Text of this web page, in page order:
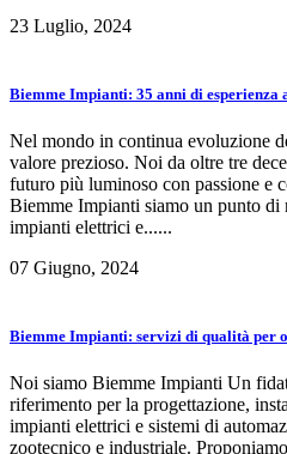
23 Luglio, 2024
Biemme Impianti: 35 anni di
Nel mondo in continua evoluzione
valore prezioso. Noi da oltre tre
futuro più luminoso con passione e
Biemme Impianti siamo un punto
impianti elettrici e......
07 Giugno, 2024
Biemme Impianti: servizi di qualità per
Noi siamo Biemme Impianti Un
riferimento per la progettazione,
impianti elettrici e sistemi di
zootecnico e industriale.